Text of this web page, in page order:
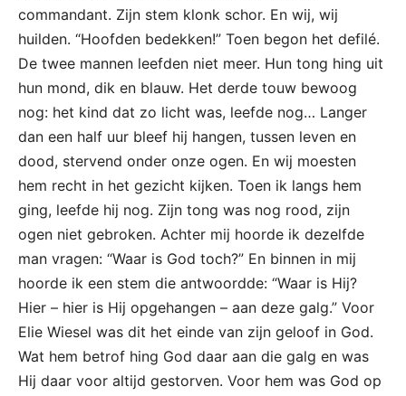
commandant. Zijn stem klonk schor. En wij, wij
huilden. “Hoofden bedekken!” Toen begon het defilé.
De twee mannen leefden niet meer. Hun tong hing uit
hun mond, dik en blauw. Het derde touw bewoog
nog: het kind dat zo licht was, leefde nog… Langer
dan een half uur bleef hij hangen, tussen leven en
dood, stervend onder onze ogen. En wij moesten
hem recht in het gezicht kijken. Toen ik langs hem
ging, leefde hij nog. Zijn tong was nog rood, zijn
ogen niet gebroken. Achter mij hoorde ik dezelfde
man vragen: “Waar is God toch?” En binnen in mij
hoorde ik een stem die antwoordde: “Waar is Hij?
Hier – hier is Hij opgehangen – aan deze galg.” Voor
Elie Wiesel was dit het einde van zijn geloof in God.
Wat hem betrof hing God daar aan die galg en was
Hij daar voor altijd gestorven. Voor hem was God op